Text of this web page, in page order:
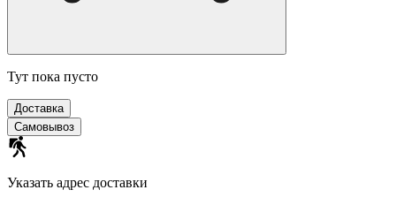
Тут пока пусто
Доставка
Самовывоз
Указать адрес доставки